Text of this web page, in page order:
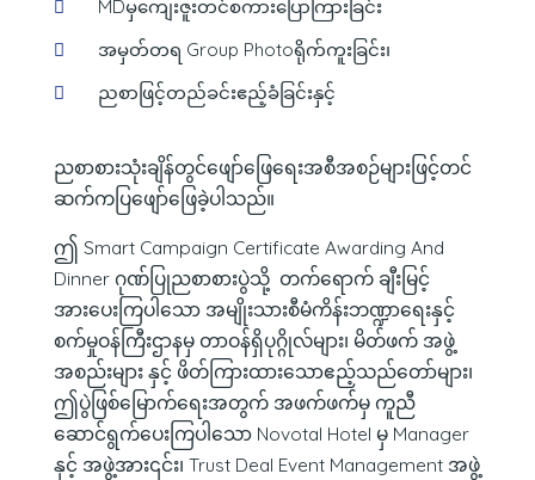
MDမှကျေးဇူးတင်စကားပြောကြားခြင်း
အမှတ်တရ Group Photoရိုက်ကူးခြင်း၊
ညစာဖြင့်တည်ခင်းဧည့်ခံခြင်းနှင့်
ညစာစားသုံးချိန်တွင်ဖျော်‌ဖြေရေးအစီအစဉ်များဖြင့်တင်
ဆက်ကပြဖျော်‌ဖြေခဲ့ပါသည်။
ဤ Smart Campaign Certificate Awarding And
Dinner ဂုဏ်ပြုညစာစားပွဲသို့ တက်ရောက် ချီးမြင့်
အားပေးကြပါသော အမျိုးသားစီမံကိန်းဘဏ္ဍာရေးနှင့်
စက်မှုဝန်ကြီးဌာနမှ တာဝန်ရှိပုဂ္ဂိုလ်များ၊ မိတ်ဖက် အဖွဲ့
အစည်းများ နှင့် ဖိတ်ကြားထားသောဧည့်သည်တော်များ၊
ဤပွဲဖြစ်မြောက်ရေးအတွက် အဖက်ဖက်မှ ကူညီ
ဆောင်ရွက်ပေးကြပါသော Novotal Hotel မှ Manager
နှင့် အဖွဲ့အား၎င်း၊ Trust Deal Event Management အဖွဲ့